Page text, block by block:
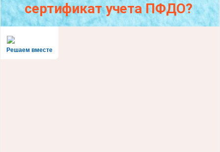
сертификат учета ПФДО?
Решаем вместе